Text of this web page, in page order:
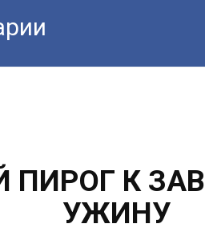
ПИРОГ К
УЖИНУ